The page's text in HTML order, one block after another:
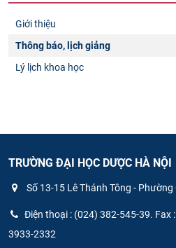
Giới thiệu
Thông báo, lịch giảng
Lý lịch khoa học
TRƯỜNG ĐẠI HỌC DƯỢC HÀ NỘI
Số 13-15 Lê Thánh Tông -
Điện thoại : (024) 382-545-39. Fax
3933-2332